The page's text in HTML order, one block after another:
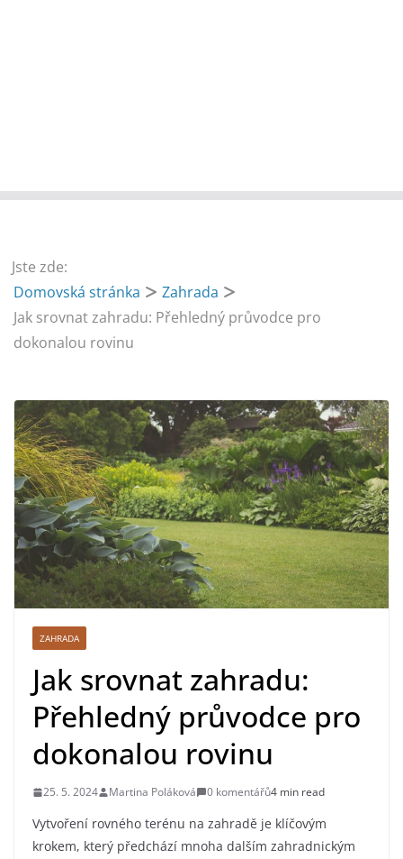
Jste zde:
Domovská stránka
Zahrada
Jak srovnat zahradu: Přehledný průvodce pro
dokonalou rovinu
ZAHRADA
Jak srovnat zahradu:
Přehledný průvodce pro
dokonalou rovinu
25. 5. 2024 Martina Poláková 0 komentářů4 min read
Vytvoření rovného terénu na zahradě je klíčovým
krokem, který předchází mnoha dalším zahradnickým